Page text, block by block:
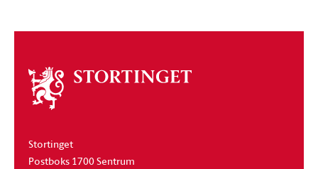
Om
stortinget
Stortinget
Postboks 1700 Sentrum